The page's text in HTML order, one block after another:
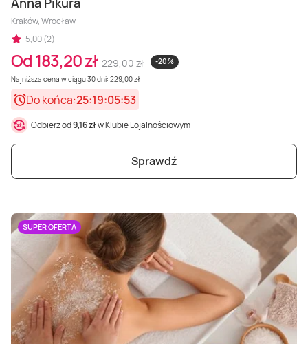
Kraków, Wrocław
5,00 (2)
Od 183,20 zł 229,00 zł
-20 %
Najniższa cena w ciągu 30 dni: 229,00 zł
Do końca:25:19:05:51
Odbierz od9,16 złw Klubie Lojalnościowym
Sprawdź
SUPER OFERTA